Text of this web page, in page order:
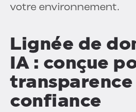
votre environnement.
Lignée de
IA : conçue
confiance